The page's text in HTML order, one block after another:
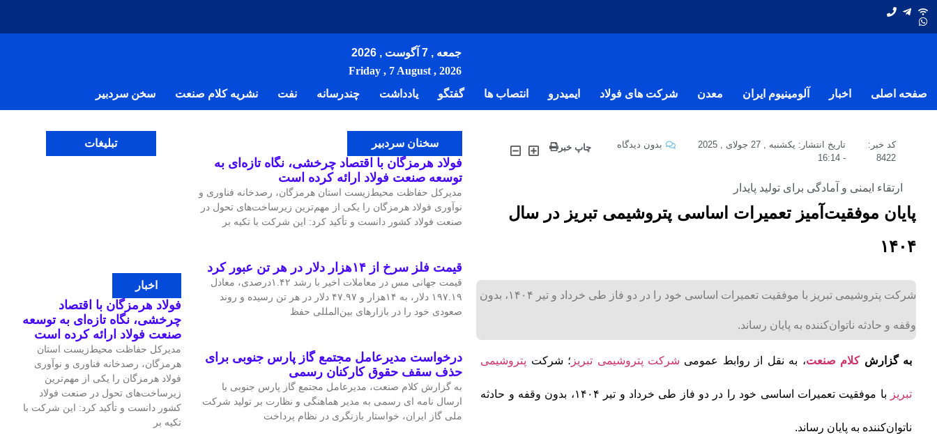
جمعه , 7 آگوست , 2026
Friday , 7 August , 2026
صفحه اصلی
اخبار آلومینیوم ایران معدن شرکت های فولاد ایمیدرو انتصاب ها گفتگو یادداشت چندرسانه نفت نشریه کلام صنعت سخن سردبیر
کد خبر:
8422
تاریخ انتشار: یکشنبه , 27 جولای , 2025
-
16:14
بدون دیدگاه چاپ خبر
ارتقاء ایمنی و آمادگی برای تولید پایدار
پایان موفقیت‌آمیز تعمیرات اساسی پتروشیمی تبریز در سال
۱۴۰۴
شرکت پتروشیمی تبریز با موفقیت تعمیرات اساسی خود را در دو فاز طی خرداد و تیر ۱۴۰۴، بدون
وقفه و حادثه ناتوان‌کننده به پایان رساند.
به گزارش کلام صنعت، به نقل از روابط عمومی شرکت پتروشیمی تبریز ؛ شرکت پتروشیمی
تبریز با موفقیت تعمیرات اساسی خود را در دو فاز طی خرداد و تیر ۱۴۰۴، بدون وقفه و حادثه
ناتوان‌کننده به پایان رساند.
سخنان سردبیر
فولاد هرمزگان با اقتصاد چرخشی، نگاه تازه‌ای به
توسعه صنعت فولاد ارائه کرده است
مدیرکل حفاظت محیط‌زیست استان هرمزگان، رصدخانه فناوری و
نوآوری فولاد هرمزگان را یکی از مهم‌ترین زیرساخت‌های تحول در
صنعت فولاد کشور دانست و تأکید کرد: این شرکت با تکیه بر
قیمت فلز سرخ از ۱۴هزار دلار در هر تن عبور کرد
قیمت جهانی مس در معاملات اخیر با رشد ۱.۴۲درصدی، معادل
۱۹۷.۱۹ دلار، به ۱۴هزار و ۴۷.۹۷ دلار در هر تن رسیده و روند
صعودی خود را در بازارهای بین‌المللی حفظ
درخواست مدیرعامل مجتمع گاز پارس جنوبی برای
حذف سقف حقوق کارکنان رسمی
به گزارش کلام صنعت، مدیرعامل مجتمع گاز پارس جنوبی با
ارسال نامه ای رسمی به مدیر هماهنگی و نظارت بر تولید شرکت
ملی گاز ایران، خواستار بازنگری در نظام پرداخت
تبلیغات
اخبار
فولاد هرمزگان با اقتصاد
چرخشی، نگاه تازه‌ای به توسعه
صنعت فولاد ارائه کرده است
مدیرکل حفاظت محیط‌زیست استان
هرمزگان، رصدخانه فناوری و نوآوری
فولاد هرمزگان را یکی از مهم‌ترین
زیرساخت‌های تحول در صنعت فولاد
کشور دانست و تأکید کرد: این شرکت با
تکیه بر